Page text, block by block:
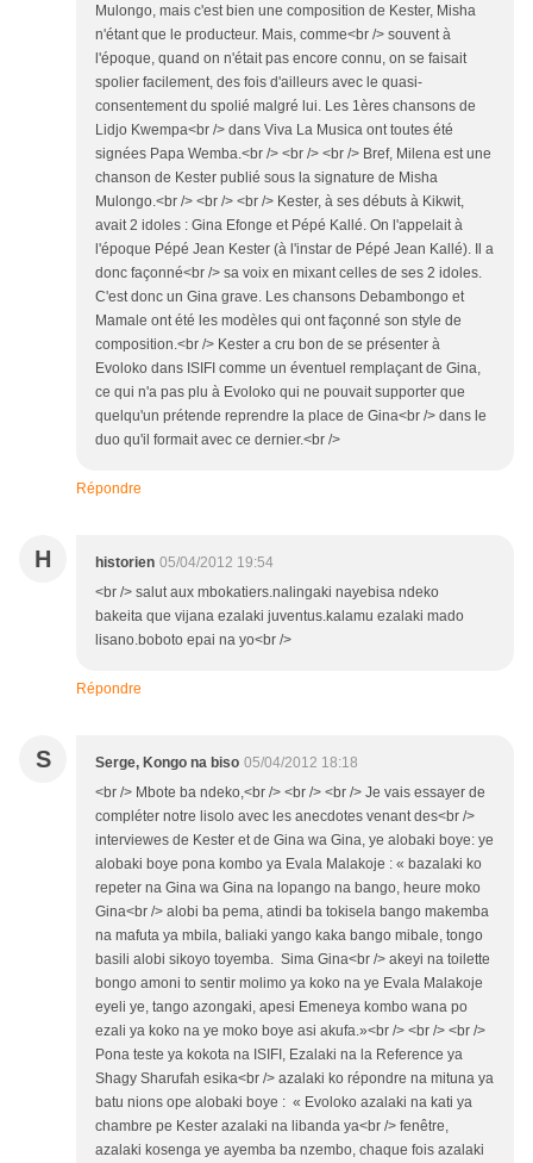
Mulongo, mais c'est bien une composition de Kester, Misha
n'étant que le producteur. Mais, comme<br /> souvent à
l'époque, quand on n'était pas encore connu, on se faisait
spolier facilement, des fois d'ailleurs avec le quasi-
consentement du spolié malgré lui. Les 1ères chansons de
Lidjo Kwempa<br /> dans Viva La Musica ont toutes été
signées Papa Wemba.<br /> <br /> <br /> Bref, Milena est une
chanson de Kester publié sous la signature de Misha
Mulongo.<br /> <br /> <br /> Kester, à ses débuts à Kikwit,
avait 2 idoles : Gina Efonge et Pépé Kallé. On l'appelait à
l'époque Pépé Jean Kester (à l'instar de Pépé Jean Kallé). Il a
donc façonné<br /> sa voix en mixant celles de ses 2 idoles.
C'est donc un Gina grave. Les chansons Debambongo et
Mamale ont été les modèles qui ont façonné son style de
composition.<br /> Kester a cru bon de se présenter à
Evoloko dans ISIFI comme un éventuel remplaçant de Gina,
ce qui n'a pas plu à Evoloko qui ne pouvait supporter que
quelqu'un prétende reprendre la place de Gina<br /> dans le
duo qu'il formait avec ce dernier.<br />
Répondre
H historien 05/04/2012 19:54
<br /> salut aux mbokatiers.nalingaki nayebisa ndeko
bakeita que vijana ezalaki juventus.kalamu ezalaki mado
lisano.boboto epai na yo<br />
Répondre
S Serge, Kongo na biso 05/04/2012 18:18
<br /> Mbote ba ndeko,<br /> <br /> <br /> Je vais essayer de
compléter notre lisolo avec les anecdotes venant des<br />
interviewes de Kester et de Gina wa Gina, ye alobaki boye: ye
alobaki boye pona kombo ya Evala Malakoje : « bazalaki ko
repeter na Gina wa Gina na lopango na bango, heure moko
Gina<br /> alobi ba pema, atindi ba tokisela bango makemba
na mafuta ya mbila, baliaki yango kaka bango mibale, tongo
basili alobi sikoyo toyemba. Sima Gina<br /> akeyi na toilette
bongo amoni to sentir molimo ya koko na ye Evala Malakoje
eyeli ye, tango azongaki, apesi Emeneya kombo wana po
ezali ya koko na ye moko boye asi akufa.»<br /> <br /> <br />
Pona teste ya kokota na ISIFI, Ezalaki na la Reference ya
Shagy Sharufah esika<br /> azalaki ko répondre na mituna ya
batu nions ope alobaki boye : « Evoloko azalaki na kati ya
chambre pe Kester azalaki na libanda ya<br /> fenêtre,
azalaki kosenga ye ayemba ba nzembo, chaque fois azalaki